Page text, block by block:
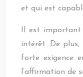
et qui est
Il est
intérêt. De plus,
forte exigence
l’affirmation de